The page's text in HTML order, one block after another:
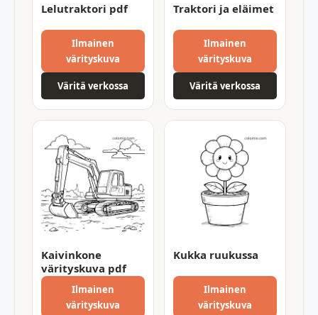
Lelutraktori pdf
Ilmainen
värityskuva
Väritä verkossa
Traktori ja eläimet
Ilmainen
värityskuva
Väritä verkossa
Kaivinkone
värityskuva pdf
Ilmainen
värityskuva
Kukka ruukussa
Ilmainen
värityskuva